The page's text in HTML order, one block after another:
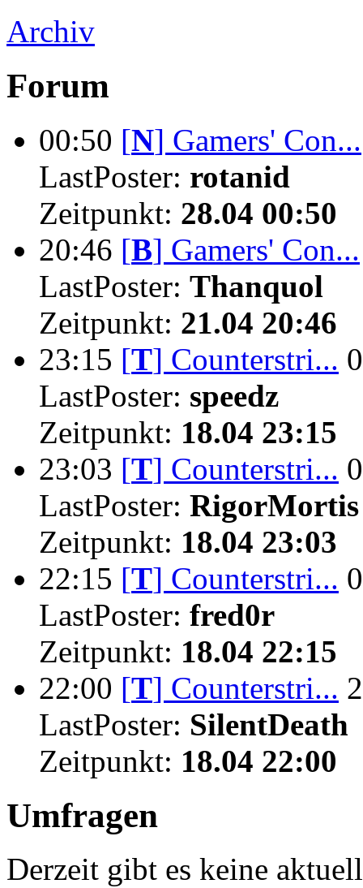
Archiv
Forum
00:50 [N] Gamers' Con...
LastPoster: rotanid
Zeitpunkt: 28.04 00:50
20:46 [B] Gamers' Con...
LastPoster: Thanquol
Zeitpunkt: 21.04 20:46
23:15 [T] Counterstri... 0
LastPoster: speedz
Zeitpunkt: 18.04 23:15
23:03 [T] Counterstri... 0
LastPoster: RigorMortis
Zeitpunkt: 18.04 23:03
22:15 [T] Counterstri... 0
LastPoster: fred0r
Zeitpunkt: 18.04 22:15
22:00 [T] Counterstri... 2
LastPoster: SilentDeath
Zeitpunkt: 18.04 22:00
Umfragen
Derzeit gibt es keine